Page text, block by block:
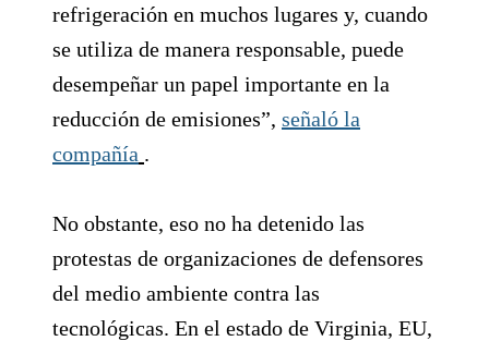
refrigeración en muchos lugares y, cuando
se utiliza de manera responsable, puede
desempeñar un papel importante en la
reducción de emisiones”, señaló la
compañía .
No obstante, eso no ha detenido las
protestas de organizaciones de defensores
del medio ambiente contra las
tecnológicas. En el estado de Virginia, EU,